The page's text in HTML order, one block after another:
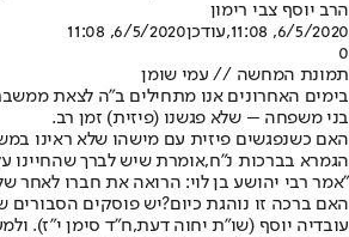
הרב יוסף צבי רימון
6/5/2020, 11:08
,עודכן6/5/2020, 11:08
0
תמונת המחשה // עמי שומן
בימים האחרונים אנו מתחילים ב"ה לצאת
בני משפחה – שלא פגשנו (פיזית) זמן רב.
האם כשנפגשים פיזית עם מישהו שלא ראינו
הגמרא בברכות נ"ח,אומרת שיש לברך שהחיינו
"אמר רבי יהושע בן לוי: הרואה את חברו לאחר
האם ברכה זו נוהגת כיום?יש פוסקים הסבורים
עובדיה יוסף (שו"ת יחוה דעת,ח"ד סימן י"ז).